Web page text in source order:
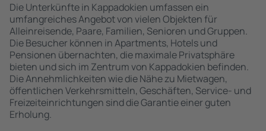
Die Unterkünfte in Kappadokien umfassen ein
umfangreiches Angebot von vielen Objekten für
Alleinreisende, Paare, Familien, Senioren und Gruppen.
Die Besucher können in Apartments, Hotels und
Pensionen übernachten, die maximale Privatsphäre
bieten und sich im Zentrum von Kappadokien befinden.
Die Annehmlichkeiten wie die Nähe zu Mietwagen,
öffentlichen Verkehrsmitteln, Geschäften, Service- und
Freizeiteinrichtungen sind die Garantie einer guten
Erholung.